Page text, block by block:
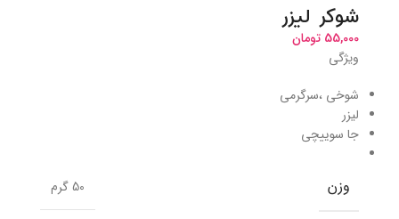
شوکر لیزر
55,000 تومان
ویژگی
شوخی ،سرگرمی
لیزر
جا سوییچی
وزن 50 گرم